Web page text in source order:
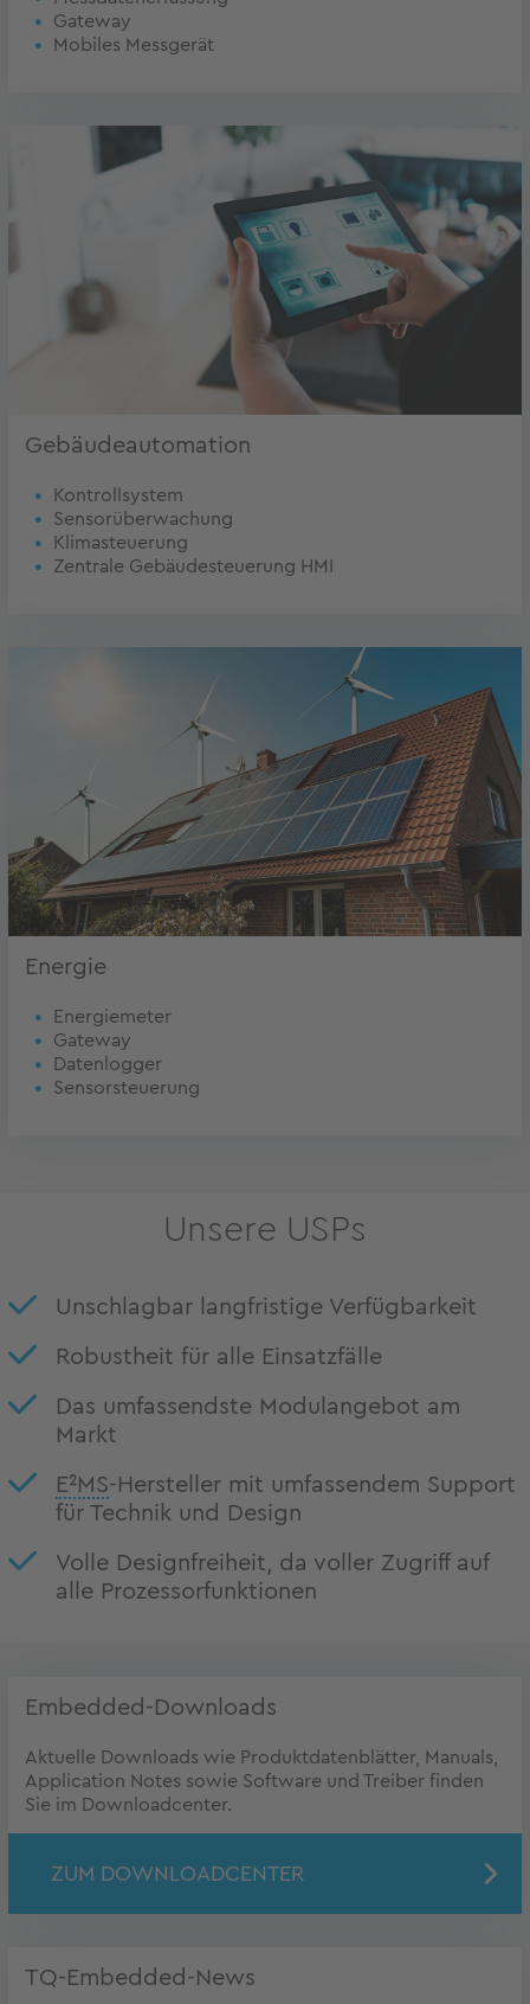
Gateway
Mobiles Messgerät
Gebäudeautomation
Kontrollsystem
Sensorüberwachung
Klimasteuerung
Zentrale Gebäudesteuerung HMI
Energie
Energiemeter
Gateway
Datenlogger
Sensorsteuerung
Unsere USPs
Unschlagbar langfristige Verfügbarkeit
Robustheit für alle Einsatzfälle
Das umfassendste Modulangebot am
Markt
E²MS-Hersteller mit umfassendem Support
für Technik und Design
Volle Designfreiheit, da voller Zugriff auf
alle Prozessorfunktionen
Embedded-Downloads
Aktuelle Downloads wie Produktdatenblätter, Manuals,
Application Notes sowie Software und Treiber finden
Sie im Downloadcenter.
ZUM DOWNLOADCENTER
TQ-Embedded-News